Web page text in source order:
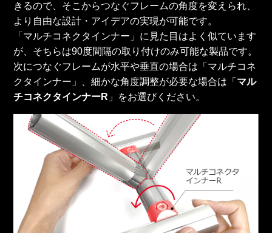
きるので、そこからつなぐフレームの角度を変えられ、
より自由な設計・アイデアの実現が可能です。
「マルチコネクタインナー」に見た目はよく似ています
が、そちらは90度間隔の取り付けのみ可能な製品です。
次につなぐフレームが水平や垂直の場合は「マルチコネ
クタインナー」、細かな角度調整が必要な場合は「 マル
チコネクタインナーR 」をお選びください。